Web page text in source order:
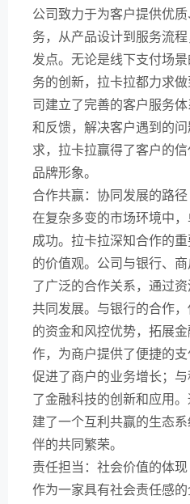
公司致力于为客户提供优
务，从产品设计到服务流
发点。无论是线下支付场
务的创新，拉卡拉都力求
司建立了完善的客户服务
和反馈，解决客户遇到的
求，拉卡拉赢得了客户的
品牌形象。
合作共赢：协同发展的路径
在复杂多变的市场环境中
成功。拉卡拉深知合作的
的价值观。公司与银行、
了广泛的合作关系，通过
共同发展。与银行的合作
的资金和风控优势，拓展
作，为商户提供了便捷的支
促进了商户的业务增长；
了金融科技的创新和应用
建了一个互利共赢的生态
伴的共同繁荣。
责任担当：社会价值的体现
作为一家具有社会责任感